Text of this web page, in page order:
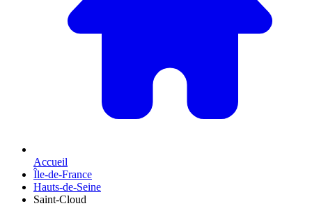
Accueil
Île-de-France
Hauts-de-Seine
Saint-Cloud